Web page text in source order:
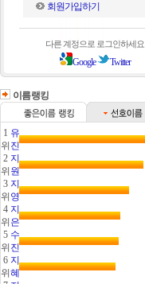
회원가입하기
다른 계정으로 로그인하세요
Google Twitter
이름랭킹
1
위
유
진
2
위
지
원
3
위
지
영
4
위
지
은
5
위
수
진
6
위
지
혜